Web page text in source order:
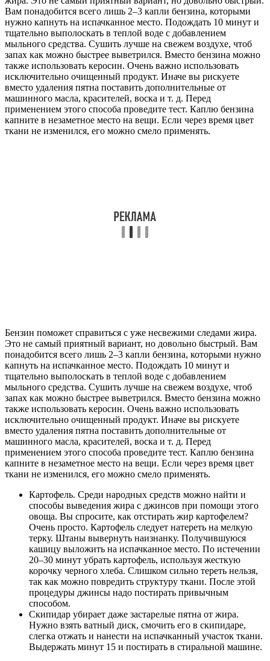
Вам понадобится всего лишь 2–3 капли бензина, которыми
нужно капнуть на испачканное место. Подождать 10 минут и
тщательно выполоскать в теплой воде с добавлением
мыльного средства. Сушить лучше на свежем воздухе, чтоб
запах как можно быстрее выветрился. Вместо бензина можно
также использовать керосин. Очень важно использовать
исключительно очищенный продукт. Иначе вы рискуете
вместо удаления пятна поставить дополнительные от
машинного масла, красителей, воска и т. д. Перед
применением этого способа проведите тест. Каплю бензина
капните в незаметное место на вещи. Если через время цвет
ткани не изменился, его можно смело применять.
Бензин поможет справиться с уже несвежими следами жира.
Это не самый приятный вариант, но довольно быстрый. Вам
понадобится всего лишь 2–3 капли бензина, которыми нужно
капнуть на испачканное место. Подождать 10 минут и
тщательно выполоскать в теплой воде с добавлением
мыльного средства. Сушить лучше на свежем воздухе, чтоб
запах как можно быстрее выветрился. Вместо бензина можно
также использовать керосин. Очень важно использовать
исключительно очищенный продукт. Иначе вы рискуете
вместо удаления пятна поставить дополнительные от
машинного масла, красителей, воска и т. д. Перед
применением этого способа проведите тест. Каплю бензина
капните в незаметное место на вещи. Если через время цвет
ткани не изменился, его можно смело применять.
Картофель. Среди народных средств можно найти и
способы выведения жира с джинсов при помощи этого
овоща. Вы спросите, как отстирать жир картофелем?
Очень просто. Картофель следует натереть на мелкую
терку. Штаны вывернуть наизнанку. Получившуюся
кашицу выложить на испачканное место. По истечении
20–30 минут убрать картофель, используя жесткую
корочку черного хлеба. Слишком сильно тереть нельзя,
так как можно повредить структуру ткани. После этой
процедуры джинсы надо постирать привычным
способом.
Скипидар убирает даже застарелые пятна от жира.
Нужно взять ватный диск, смочить его в скипидаре,
слегка отжать и нанести на испачканный участок ткани.
Выдержать минут 15 и постирать в стиральной машине.